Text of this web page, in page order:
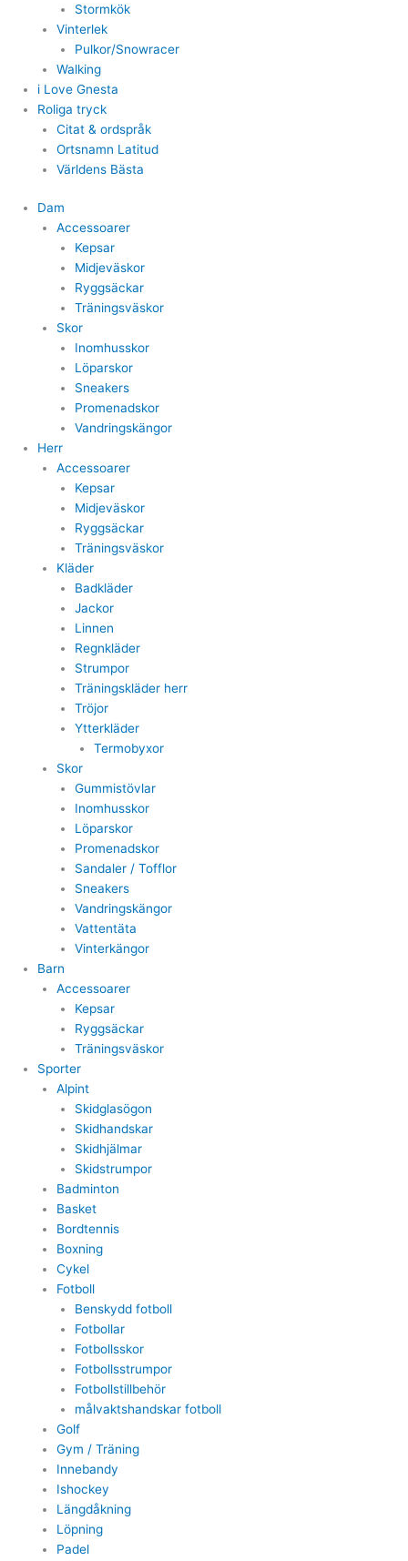
Stormkök
Vinterlek
Pulkor/Snowracer
Walking
i Love Gnesta
Roliga tryck
Citat & ordspråk
Ortsnamn Latitud
Världens Bästa
Dam
Accessoarer
Kepsar
Midjeväskor
Ryggsäckar
Träningsväskor
Skor
Inomhusskor
Löparskor
Sneakers
Promenadskor
Vandringskängor
Herr
Accessoarer
Kepsar
Midjeväskor
Ryggsäckar
Träningsväskor
Kläder
Badkläder
Jackor
Linnen
Regnkläder
Strumpor
Träningskläder herr
Tröjor
Ytterkläder
Termobyxor
Skor
Gummistövlar
Inomhusskor
Löparskor
Promenadskor
Sandaler / Tofflor
Sneakers
Vandringskängor
Vattentäta
Vinterkängor
Barn
Accessoarer
Kepsar
Ryggsäckar
Träningsväskor
Sporter
Alpint
Skidglasögon
Skidhandskar
Skidhjälmar
Skidstrumpor
Badminton
Basket
Bordtennis
Boxning
Cykel
Fotboll
Benskydd fotboll
Fotbollar
Fotbollsskor
Fotbollsstrumpor
Fotbollstillbehör
målvaktshandskar fotboll
Golf
Gym / Träning
Innebandy
Ishockey
Längdåkning
Löpning
Padel